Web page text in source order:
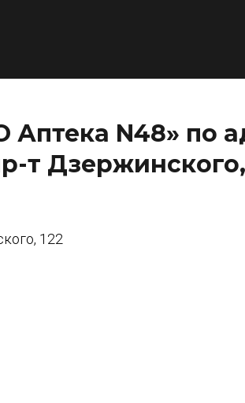
N48» по
т Дзержинского,
122